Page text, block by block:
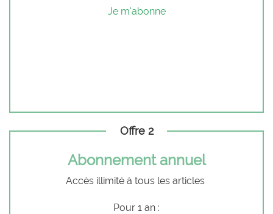
Je m'abonne
Offre 2
Abonnement annuel
Accès illimité à tous les articles
Pour 1 an :